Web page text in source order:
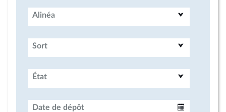
Alinéa
Sort
État
Date de dépôt